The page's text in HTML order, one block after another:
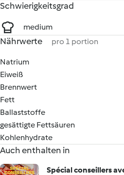
Schwierigkeitsgrad
medium
Nährwerte pro 1 portion
Natrium
Eiweiß
Brennwert
Fett
Ballaststoffe
gesättigte Fettsäuren
Kohlenhydrate
Auch enthalten in
Spécial conseillers